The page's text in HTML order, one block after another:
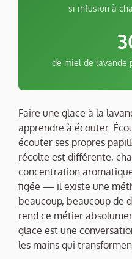
si infusion à
de miel de lavande
Faire une glace à la
apprendre à écouter.
écouter ses propres
récolte est différente,
concentration
figée — il existe une
beaucoup, beaucoup de
rend ce métier
glace est une
les mains qui